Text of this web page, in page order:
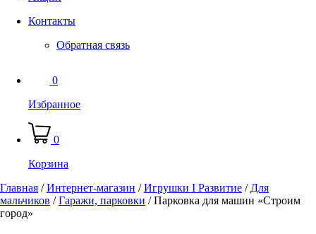
Контакты
Обратная связь
0
Избранное
0
Корзина
Главная /Интернет-магазин /Игрушки I Развитие / Для
мальчиков /Гаражи, парковки /Парковка для машин «Строим
город»